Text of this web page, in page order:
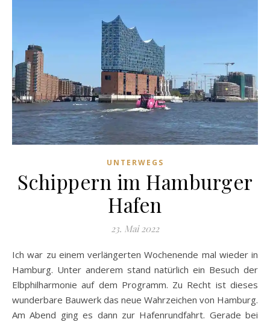
UNTERWEGS
Schippern im Hamburger
Hafen
23. Mai 2022
Ich war zu einem verlängerten Wochenende mal wieder in
Hamburg. Unter anderem stand natürlich ein Besuch der
Elbphilharmonie auf dem Programm. Zu Recht ist dieses
wunderbare Bauwerk das neue Wahrzeichen von Hamburg.
Am Abend ging es dann zur Hafenrundfahrt. Gerade bei